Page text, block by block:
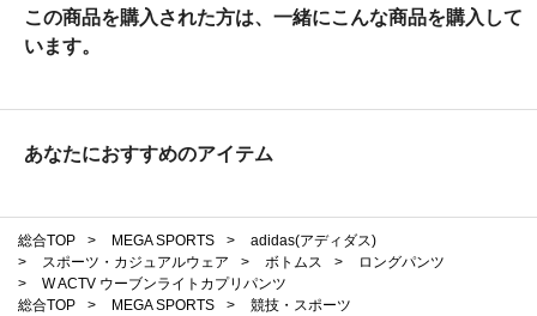
この商品を購入された方は、一緒にこんな商品を購入して
います。
あなたにおすすめのアイテム
総合TOP > MEGA SPORTS >
adidas(アディダス)
>
スポーツ・カジュアルウェア > ボトムス >
ロングパンツ
>
W ACTV ウーブンライトカプリパンツ
総合TOP
> MEGA SPORTS >
競技・スポーツ